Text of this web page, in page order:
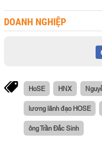
DOANH NGHIỆP
HoSE HNX
lương lãnh đạo HOSE
ông Trần Đắc Sinh